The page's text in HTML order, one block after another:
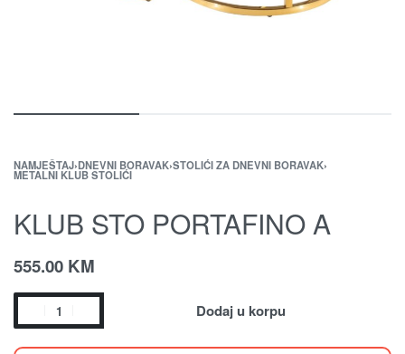
NAMJEŠTAJ›DNEVNI BORAVAK›STOLIĆI ZA DNEVNI BORAVAK›
METALNI KLUB STOLIĆI
KLUB STO PORTAFINO A
555.00 KM
Dodaj u korpu